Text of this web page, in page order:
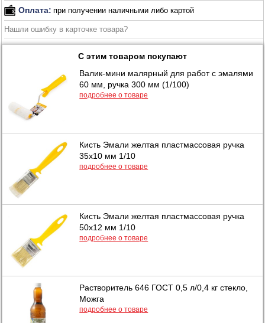
Оплата: при получении наличными либо картой
Нашли ошибку в карточке товара?
С этим товаром покупают
Валик-мини малярный для работ с эмалями
60 мм, ручка 300 мм (1/100)
подробнее о товаре
Кисть Эмали желтая пластмассовая ручка
35х10 мм 1/10
подробнее о товаре
Кисть Эмали желтая пластмассовая ручка
50х12 мм 1/10
подробнее о товаре
Растворитель 646 ГОСТ 0,5 л/0,4 кг стекло,
Можга
подробнее о товаре